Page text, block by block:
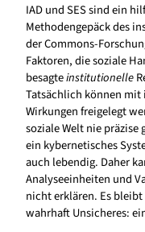
IAD und SES sind ein
Methodengepäck des
der Commons-
Faktoren, die soziale
besagteinstitutionelle
Tatsächlich können mit
Wirkungen freigelegt
soziale Welt nie
ein kybernetisches
auch lebendig. Daher
Analyseeinheiten und
nicht erklären. Es
wahrhaft Unsicheres: